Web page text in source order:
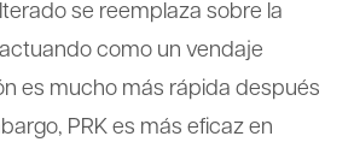
se reemplaza sobre la
como un vendaje
es mucho más rápida después
PRK es más eficaz en